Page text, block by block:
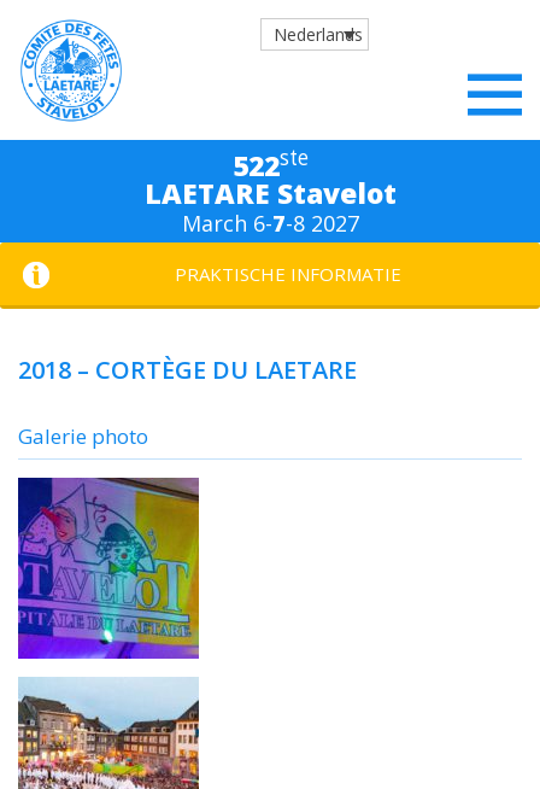
Nederlands
522ste
LAETARE Stavelot
March 6-7-8 2027
PRAKTISCHE INFORMATIE
2018 – CORTÈGE DU LAETARE
Galerie photo